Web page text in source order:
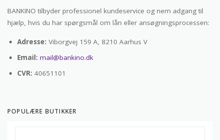
BANKINO tilbyder professionel kundeservice og nem adgang til
hjælp, hvis du har spørgsmål om lån eller ansøgningsprocessen:
Adresse: Viborgvej 159 A, 8210 Aarhus V
Email: mail@bankino.dk
CVR: 40651101
POPULÆRE BUTIKKER